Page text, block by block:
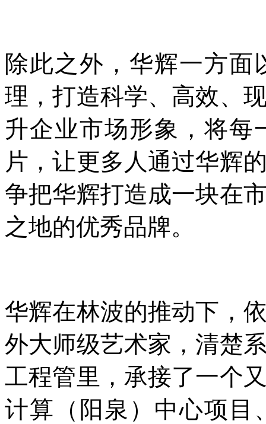
除此之外，华辉一方
理，打造科学、高效、
升企业市场形象，将每
片，让更多人通过华辉
争把华辉打造成一块在
之地的优秀品牌。
华辉在林波的推动下，
外大师级艺术家，清楚
工程管里，承接了一个
计算（阳泉）中心项目